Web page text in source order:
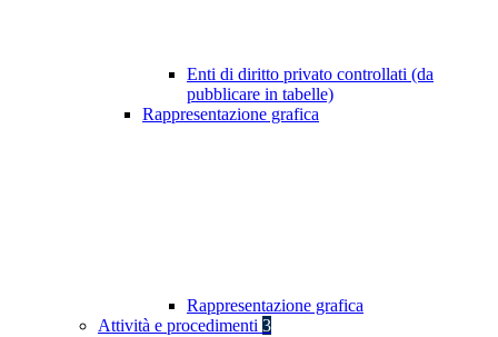
Enti di diritto privato controllati (da
pubblicare in tabelle)
Rappresentazione grafica
Rappresentazione grafica
Attività e procedimenti 3